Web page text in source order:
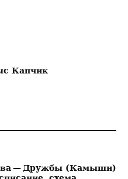
Капчик
— Дружбы (Камыши)